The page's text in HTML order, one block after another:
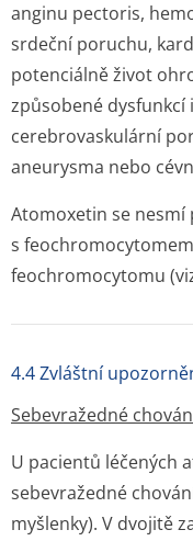
anginu pectoris,
srdeční poruchu,
potenciálně život
způsobené dysfunkcí
cerebrovaskulární
aneurysma nebo
Atomoxetin se
s
feochromocytomu
4.4 Zvláštní
Sebevražedné
U pacientů léčených
sebevražedné
myšlenky). V dvojitě